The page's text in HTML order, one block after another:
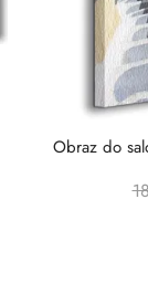
Obraz do